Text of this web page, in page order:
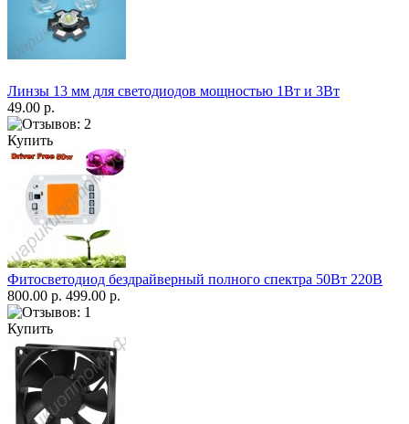
Линзы 13 мм для светодиодов мощностью 1Вт и 3Вт
49.00 р.
Купить
Фитосветодиод бездрайверный полного спектра 50Вт 220В
800.00 р. 499.00 р.
Купить